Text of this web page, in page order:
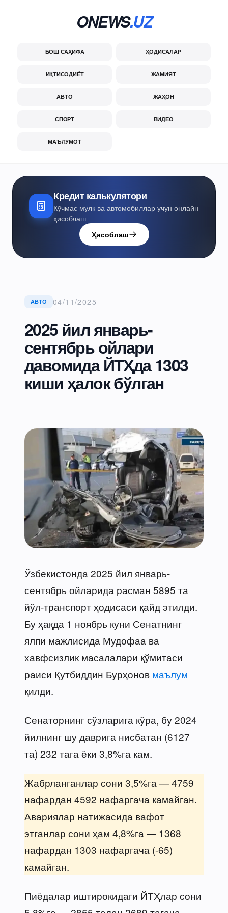
ONEWS.UZ
БОШ САҲИФА ҲОДИСАЛАР
ИҚТИСОДИЁТ ЖАМИЯТ
АВТО ЖАҲОН
СПОРТ ВИДЕО
МАЪЛУМОТ
Кредит калькулятори
Кўчмас мулк ва автомобиллар учун онлайн
ҳисоблаш
Ҳисоблаш
АВТО 04/11/2025
2025 йил январь-
сентябрь ойлари
давомида ЙТҲда 1303
киши ҳалок бўлган
Ўзбекистонда 2025 йил январь-
сентябрь ойларида расман 5895 та
йўл-транспорт ҳодисаси қайд этилди.
Бу ҳақда 1 ноябрь куни Сенатнинг
ялпи мажлисида Мудофаа ва
хавфсизлик масалалари қўмитаси
раиси Қутбиддин Бурҳонов маълум
қилди.
Сенаторнинг сўзларига кўра, бу 2024
йилнинг шу даврига нисбатан (6127
та) 232 тага ёки 3,8%га кам.
Жабрланганлар сони 3,5%га — 4759
нафардан 4592 нафаргача камайган.
Авариялар натижасида вафот
этганлар сони ҳам 4,8%га — 1368
нафардан 1303 нафаргача (-65)
камайган.
Пиёдалар иштирокидаги ЙТҲлар сони